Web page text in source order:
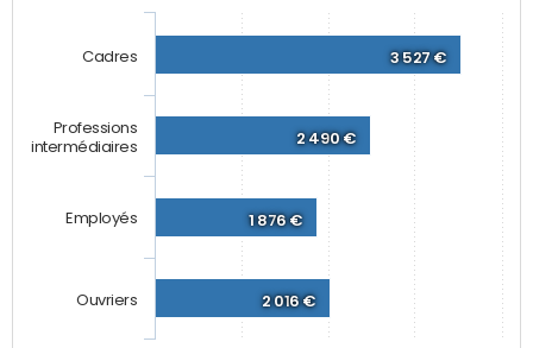
3 527 €
2 490 €
1 876 €
2 016 €
Cadres
Professions
intermédiaires
Employés
Ouvriers